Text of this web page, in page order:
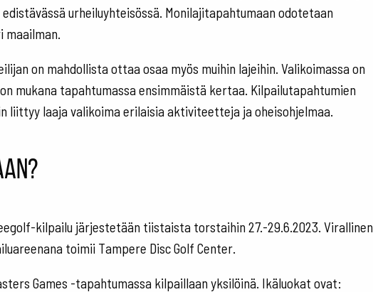
urheiluyhteisössä. Monilajitapahtumaan odotetaan
maailman.
on mahdollista ottaa osaa myös muihin lajeihin. Valikoimassa on
mukana tapahtumassa ensimmäistä kertaa. Kilpailutapahtumien
liittyy laaja valikoima erilaisia aktiviteetteja ja oheisohjelmaa.
kilpailu järjestetään tiistaista torstaihin 27.-29.6.2023. Virallinen
toimii Tampere Disc Golf Center.
Games -tapahtumassa kilpaillaan yksilöinä. Ikäluokat ovat: